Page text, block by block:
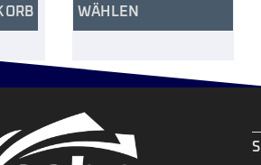
WÄHLEN